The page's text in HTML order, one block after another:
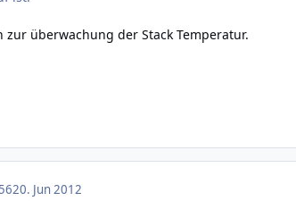
zur überwachung der Stack Temperatur.
20. Jun 2012